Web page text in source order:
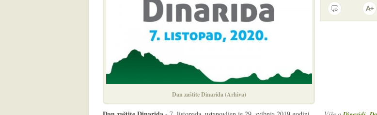
Dan zaštite Dinarida (Arhiva)